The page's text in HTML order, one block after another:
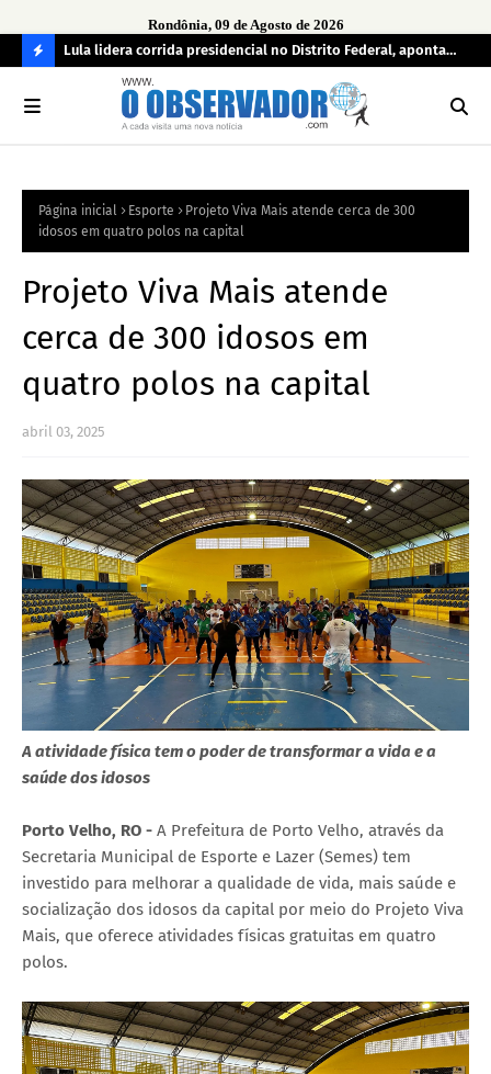
Rondônia, 09 de Agosto de 2026
O
R
Lula lidera corrida presidencial no Distrito Federal, aponta
pesquisa; Flávio Bolsonaro aparece em segundo
Página inicial Esporte
Projeto Viva Mais atende cerca de 300
idosos em quatro polos na capital
Projeto Viva Mais atende
cerca de 300 idosos em
quatro polos na capital
abril 03, 2025
A atividade física tem o poder de transformar a vida e a
saúde dos idosos
Porto Velho, RO - A Prefeitura de Porto Velho, através da
Secretaria Municipal de Esporte e Lazer (Semes) tem
investido para melhorar a qualidade de vida, mais saúde e
socialização dos idosos da capital por meio do Projeto Viva
Mais, que oferece atividades físicas gratuitas em quatro
polos.